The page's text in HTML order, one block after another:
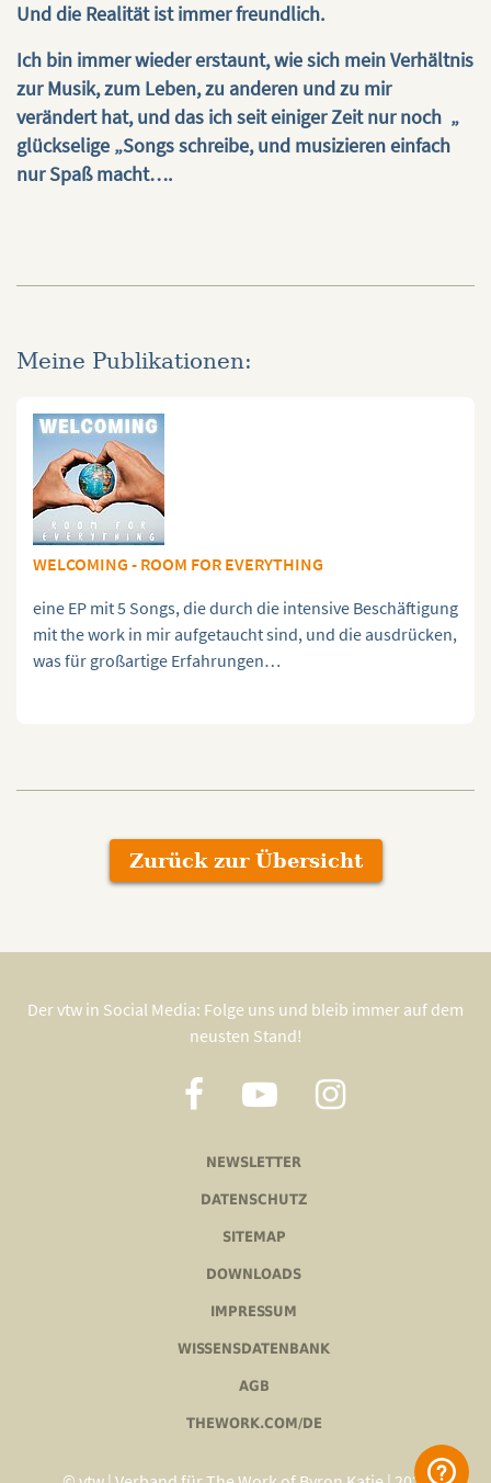
Und die Realität ist immer freundlich.
Ich bin immer wieder erstaunt, wie sich mein Verhältnis
zur Musik, zum Leben, zu anderen und zu mir
verändert hat, und das ich seit einiger Zeit nur noch „
glückselige „Songs schreibe, und musizieren einfach
nur Spaß macht….
Meine Publikationen:
WELCOMING - ROOM FOR EVERYTHING
eine EP mit 5 Songs, die durch die intensive Beschäftigung
mit the work in mir aufgetaucht sind, und die ausdrücken,
was für großartige Erfahrungen…
Zurück zur Übersicht
Der vtw in Social Media: Folge uns und bleib immer auf dem
neusten Stand!
NEWSLETTER
DATENSCHUTZ
SITEMAP
DOWNLOADS
IMPRESSUM
WISSENSDATENBANK
AGB
THEWORK.COM/DE